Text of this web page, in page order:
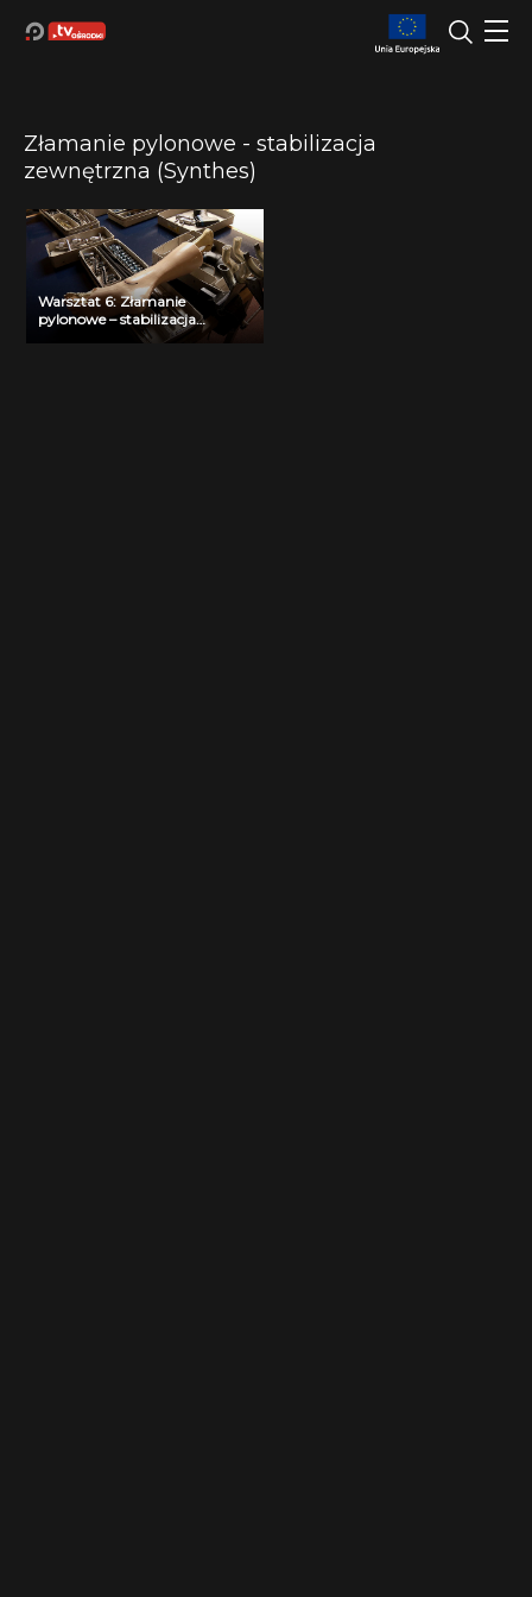
Złamanie pylonowe - stabilizacja
zewnętrzna (Synthes)
Warsztat 6: Złamanie
pylonowe – stabilizacja
zewnętrzna (Synthes), dr M.